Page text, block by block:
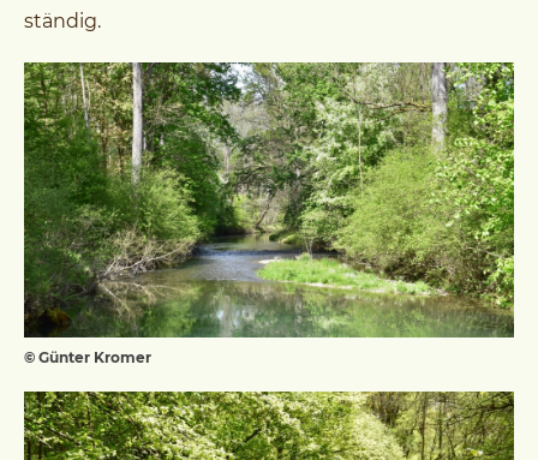
ständig.
© Günter Kromer